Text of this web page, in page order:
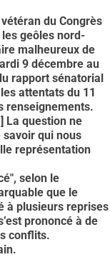
du Congrès
geôles nord-
malheureux de
9 décembre au
rapport sénatorial
attentats du 11
renseignements.
La question ne
savoir qui nous
représentation
selon le
que le
à plusieurs reprises
prononcé à de
conflits.